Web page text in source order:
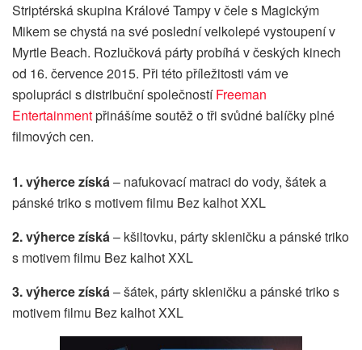
Striptérská skupina Králové Tampy v čele s Magickým
Mikem se chystá na své poslední velkolepé vystoupení v
Myrtle Beach. Rozlučková párty probíhá v českých kinech
od 16. července 2015. Při této příležitosti vám ve
spolupráci s distribuční společnostíFreeman
Entertainmentpřinášíme soutěž o tři svůdné balíčky plné
filmových cen.
1. výherce získá– nafukovací matraci do vody, šátek a
pánské triko s motivem filmu Bez kalhot XXL
2. výherce získá– kšiltovku, párty skleničku a pánské triko
s motivem filmu Bez kalhot XXL
3. výherce získá– šátek, párty skleničku a pánské triko s
motivem filmu Bez kalhot XXL